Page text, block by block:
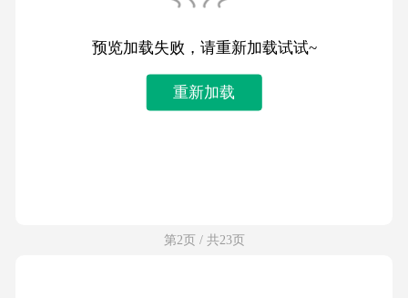
预览加载失败，请重新加载试试~
重新加载
第2页 / 共23页